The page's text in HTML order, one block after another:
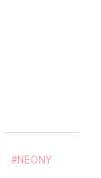
#NEONY